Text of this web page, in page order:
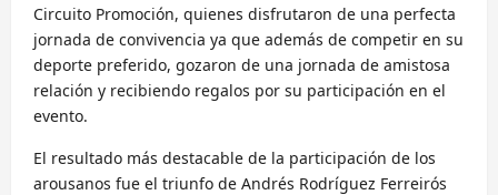
Circuito Promoción, quienes disfrutaron de una perfecta
jornada de convivencia ya que además de competir en su
deporte preferido, gozaron de una jornada de amistosa
relación y recibiendo regalos por su participación en el
evento.
El resultado más destacable de la participación de los
arousanos fue el triunfo de Andrés Rodríguez Ferreirós